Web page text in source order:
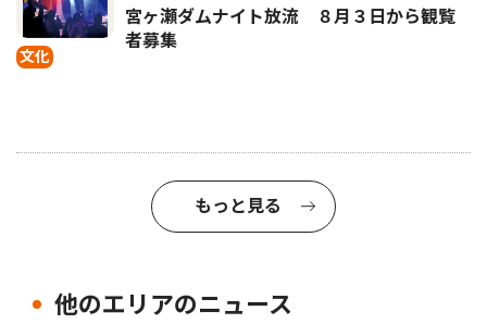
文化
宮ヶ瀬ダムナイト放流 ８月３日から観覧
者募集
もっと見る
他のエリアのニュース